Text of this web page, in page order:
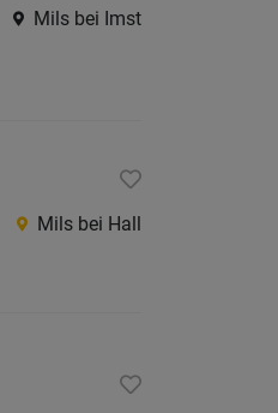
Mils bei Imst
Mils bei Hall